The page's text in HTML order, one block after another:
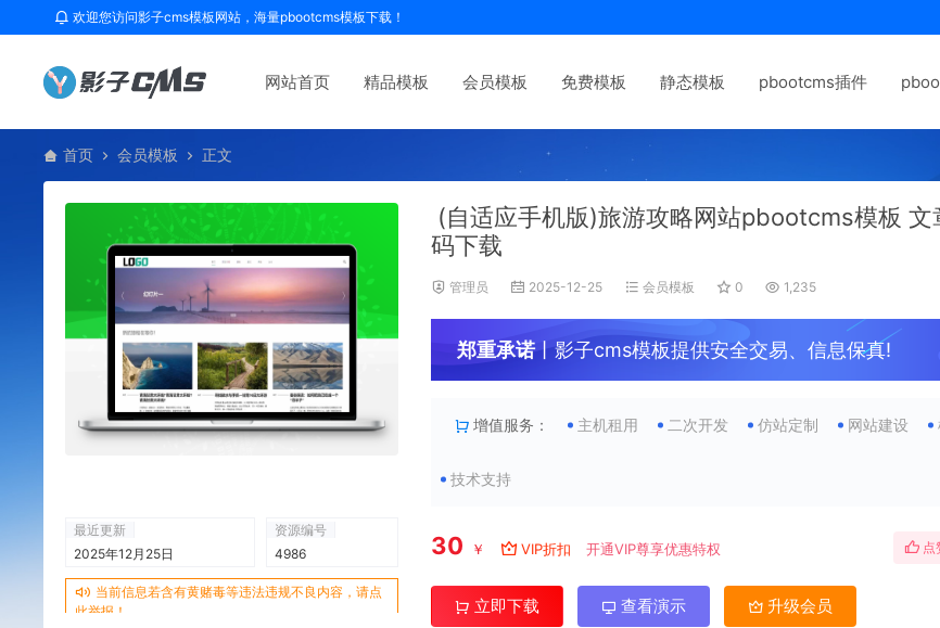
欢迎您访问影子cms模板网站，海量pbootcms模板下载！
网站首页 精品模板 会员模板 免费模板 静态模板 pbootcms插件
首页 会员模板 正文
最近更新
2025年12月25日
资源编号
4986
当前信息若含有黄赌毒等违法违规不良内容，请点
此举报！
(自适应手机版)旅游攻略网站pbootcms模板 文
码下载
管理员 2025-12-25 会员模板 0 1,235
郑重承诺丨影子cms模板提供安全交易、信息保真!
增值服务： 主机租用 二次开发 仿站定制 网站建设
技术支持
30 ￥ VIP折扣 开通VIP尊享优惠特权 点
立即下载 查看演示 升级会员